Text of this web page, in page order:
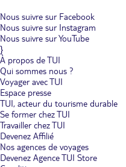
Nous suivre sur Facebook
Nous suivre sur Instagram
Nous suivre sur YouTube
}
À propos de TUI
Qui sommes nous ?
Voyager avec TUI
Espace presse
TUI, acteur du tourisme durable
Se former chez TUI
Travailler chez TUI
Devenez Affilié
Nos agences de voyages
Devenez Agence TUI Store